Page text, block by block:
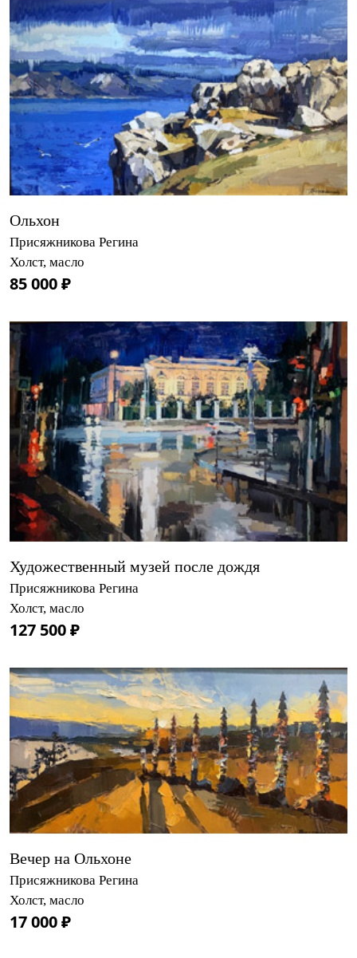
Ольхон
Присяжникова Регина
Холст, масло
85 000 ₽
Художественный музей после дождя
Присяжникова Регина
Холст, масло
127 500 ₽
Вечер на Ольхоне
Присяжникова Регина
Холст, масло
17 000 ₽